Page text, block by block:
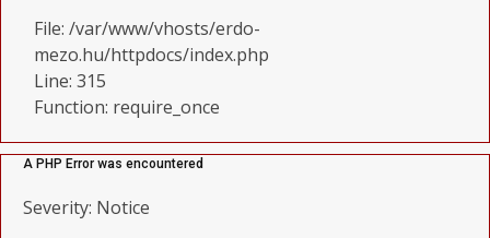
File: /var/www/vhosts/erdo-
mezo.hu/httpdocs/index.php
Line: 315
Function: require_once
A PHP Error was encountered
Severity: Notice